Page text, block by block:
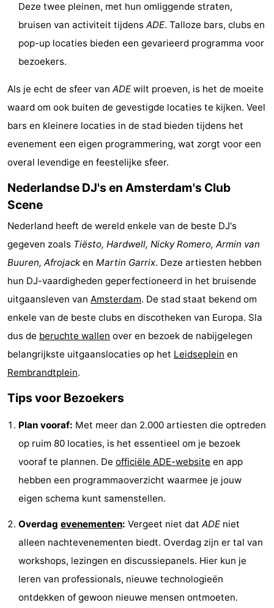
Uitgelicht
Grachtengordel
Homohoofdstad
buurt
Geschiedenis
Diamantstad
in
centrum
Parken
tuinen
Stadsdelen
Omgeving
Noord-
-
Reisboekenwinkel
Openbaar
vervoer
Route
Centraal
Station
Schiphol
Eindhoven
Deze twee pleinen, met hun omliggende straten,
bruisen van activiteit tijdens ADE. Talloze bars, clubs en
pop-up locaties bieden een gevarieerd programma voor
bezoekers.
Als je echt de sfeer van ADE wilt proeven, is het de moeite
waard om ook buiten de gevestigde locaties te kijken. Veel
bars en kleinere locaties in de stad bieden tijdens het
evenement een eigen programmering, wat zorgt voor een
overal levendige en feestelijke sfeer.
Nederlandse DJ's en Amsterdam's Club
Scene
Nederland heeft de wereld enkele van de beste DJ's
gegeven zoals Tiësto, Hardwell, Nicky Romero, Armin van
Buuren, Afrojack en Martin Garrix. Deze artiesten hebben
hun DJ-vaardigheden geperfectioneerd in het bruisende
uitgaansleven van Amsterdam. De stad staat bekend om
enkele van de beste clubs en discotheken van Europa. Sla
dus de beruchte wallen over en bezoek de nabijgelegen
belangrijkste uitgaanslocaties op het Leidseplein en
Rembrandtplein.
Tips voor Bezoekers
Plan vooraf: Met meer dan 2.000 artiesten die optreden
op ruim 80 locaties, is het essentieel om je bezoek
vooraf te plannen. De officiële ADE-website en app
hebben een programmaoverzicht waarmee je jouw
eigen schema kunt samenstellen.
Overdag evenementen: Vergeet niet dat ADE niet
alleen nachtevenementen biedt. Overdag zijn er tal van
workshops, lezingen en discussiepanels. Hier kun je
leren van professionals, nieuwe technologieën
ontdekken of gewoon nieuwe mensen ontmoeten.